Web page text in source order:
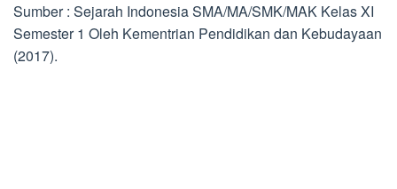
Sumber : Sejarah Indonesia SMA/MA/SMK/MAK Kelas XI
Semester 1 Oleh Kementrian Pendidikan dan Kebudayaan
(2017).